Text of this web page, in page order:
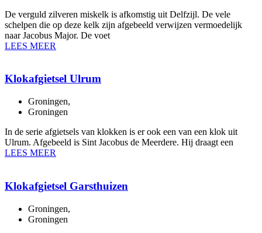
De verguld zilveren miskelk is afkomstig uit Delfzijl. De vele
schelpen die op deze kelk zijn afgebeeld verwijzen vermoedelijk
naar Jacobus Major. De voet
LEES MEER
Klokafgietsel Ulrum
Groningen,
Groningen
In de serie afgietsels van klokken is er ook een van een klok uit
Ulrum. Afgebeeld is Sint Jacobus de Meerdere. Hij draagt een
LEES MEER
Klokafgietsel Garsthuizen
Groningen,
Groningen